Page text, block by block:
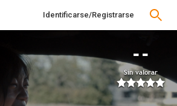
Identificarse/Registrarse
--
Sin valorar